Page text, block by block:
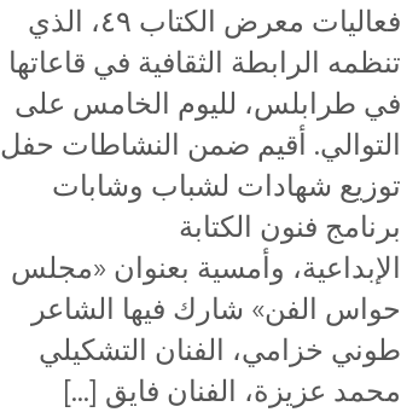
فعاليات معرض الكتاب ٤٩، الذي
تنظمه الرابطة الثقافية في قاعاتها
في طرابلس، لليوم الخامس على
التوالي. أقيم ضمن النشاطات حفل
توزيع شهادات لشباب وشابات
برنامج فنون الكتابة
الإبداعية، وأمسية بعنوان «مجلس
حواس الفن» شارك فيها الشاعر
طوني خزامي، الفنان التشكيلي
محمد عزيزة، الفنان فايق […]